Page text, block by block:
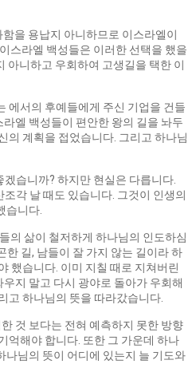
을 용납지 아니하므로 이스라엘이
스라엘 백성들은 이러한 선택을 했을
아니하고 우회하여 고생길을 택한 이
에서의 후예들에게 주신 기업을 건들
엘 백성들이 편안한 왕의 길을 놔두
의 계획을 접었습니다. 그리고 하나님
습니까? 하지만 현실은 다릅니다.
각 날 때도 있습니다. 그것이 인생의
습니다.
의 삶이 철저하게 하나님의 인도하심
한 길, 남들이 잘 가지 않는 길이라 하
했습니다. 이미 지칠 때로 지쳐버린
지 말고 다시 광야로 돌아가 우회해
고 하나님의 뜻을 따라갔습니다.
것 보다는 전혀 예측하지 못한 방향
억해야 합니다. 또한 그 가운데 하나
나님의 뜻이 어디에 있는지 늘 기도와